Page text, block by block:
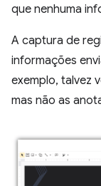
que nenhuma
A captura de
informações
exemplo, talvez
mas não as